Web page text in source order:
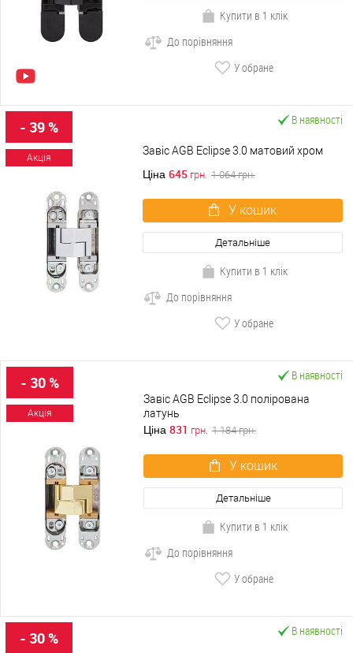
Купити в 1 клік
До порівняння
У обране
- 39 %
Акція
В наявності
Завіс AGB Eclipse 3.0 матовий хром
Ціна 645 грн. 1 064грн.
У кошик
Детальніше
Купити в 1 клік
До порівняння
У обране
- 30 %
Акція
В наявності
Завіс AGB Eclipse 3.0 полірована
латунь
Ціна 831 грн. 1 184грн.
У кошик
Детальніше
Купити в 1 клік
До порівняння
У обране
- 30 % В наявності